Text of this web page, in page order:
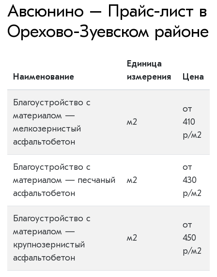
Авсюнино – Прайс-лист в
Орехово-Зуевском районе
Наименование
Единица
измерения
Цена
Благоустройство с
материалом —
мелкозернистый
асфальтобетон
м2
от
410
р/м2
Благоустройство с
материалом — песчаный
асфальтобетон
м2
от
430
р/м2
Благоустройство с
материалом —
крупнозернистый
асфальтобетон
м2
от
450
р/м2